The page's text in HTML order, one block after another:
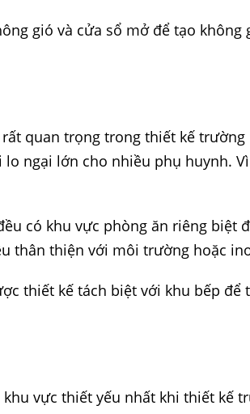
gió và cửa sổ mở để tạo
quan trọng trong thiết kế
ngại lớn cho nhiều phụ huynh.
có khu vực phòng ăn riêng biệt
thân thiện với môi trường hoặc
thiết kế tách biệt với khu bếp
vực thiết yếu nhất khi thiết kế